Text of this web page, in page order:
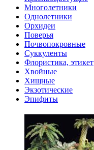
Многолетники
Однолетники
Орхидеи
Поверья
Почвопокровные
Суккуленты
Флористика, этикет
Хвойные
Хищные
Экзотические
Эпифиты